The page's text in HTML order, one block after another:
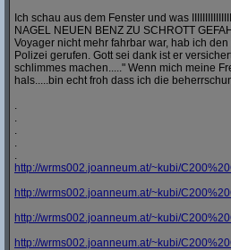
Ich schau aus dem Fenster und was
NAGEL NEUEN BENZ ZU SCHROTT
Voyager nicht mehr fahrbar war, hab ich
Polizei gerufen. Gott sei dank ist er
schlimmes machen....." Wenn mich meine
hals.....bin echt froh dass ich die
.
.
.
.
.
http://wrms002.joanneum.at/~kubi/
http://wrms002.joanneum.at/~kubi/
http://wrms002.joanneum.at/~kubi/
http://wrms002.joanneum.at/~kubi/